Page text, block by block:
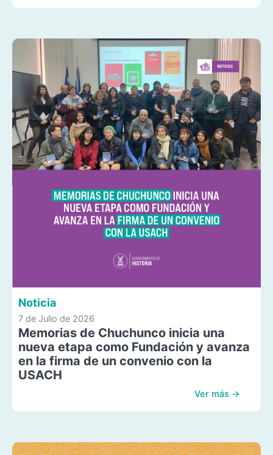
Noticia
7 de Julio de 2026
Memorias de Chuchunco inicia una
nueva etapa como Fundación y avanza
en la firma de un convenio con la
USACH
Ver más →